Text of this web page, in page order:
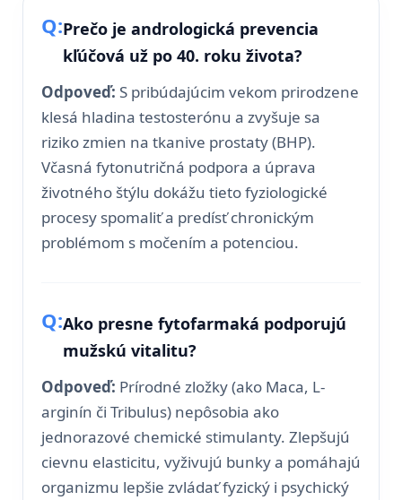
Prečo je andrologická prevencia
kľúčová už po 40. roku života?
Odpoveď: S pribúdajúcim vekom prirodzene
klesá hladina testosterónu a zvyšuje sa
riziko zmien na tkanive prostaty (BHP).
Včasná fytonutričná podpora a úprava
životného štýlu dokážu tieto fyziologické
procesy spomaliť a predísť chronickým
problémom s močením a potenciou.
Ako presne fytofarmaká podporujú
mužskú vitalitu?
Odpoveď: Prírodné zložky (ako Maca, L-
arginín či Tribulus) nepôsobia ako
jednorazové chemické stimulanty. Zlepšujú
cievnu elasticitu, vyživujú bunky a pomáhajú
organizmu lepšie zvládať fyzický i psychický